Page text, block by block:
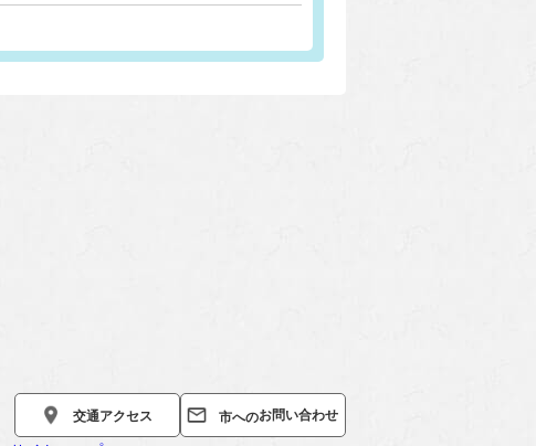
交通アクセス 市へのお問い合わせ